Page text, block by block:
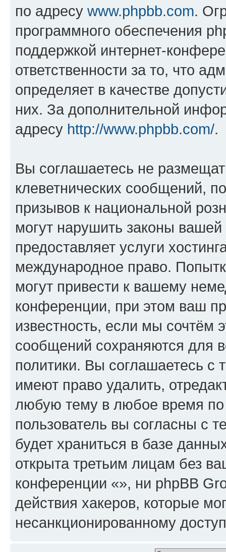
по адресу www.phpbb.com.
программного обеспечения
поддержкой интернет-
ответственности за то, что
определяет в качестве
них. За дополнительной
адресу http://www.phpbb.com/.
Вы соглашаетесь не
клеветнических сообщений,
призывов к национальной
могут нарушить законы
предоставляет услуги
международное право.
могут привести к вашему
конференции, при этом ваш
известность, если мы сочтём
сообщений сохраняются для
политики. Вы соглашаетесь
имеют право удалить,
любую тему в любое время
пользователь вы согласны с
будет храниться в базе
открыта третьим лицам без
конференции «», ни phpBB
действия хакеров, которые
несанкционированному